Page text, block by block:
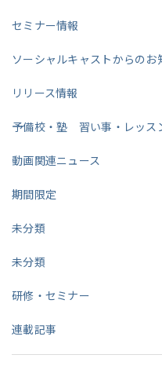
セミナー情報
ソーシャルキャストからのお
リリース情報
予備校・塾 習い事・レッス
動画関連ニュース
期間限定
未分類
未分類
研修・セミナー
連載記事